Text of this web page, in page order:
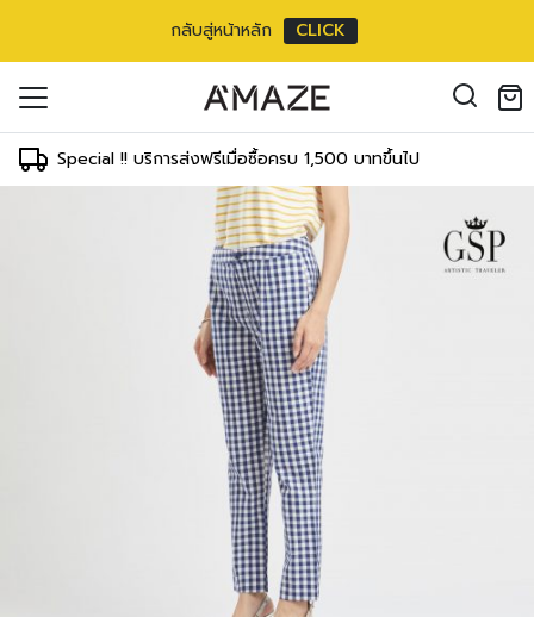
กลับสู่หน้าหลัก CLICK
Special !! บริการส่งฟรีเมื่อซื้อครบ 1,500 บาทขึ้นไป
in the cart.
address*
คุณเพื่อรองรับประสบการณ์การใช้งาน